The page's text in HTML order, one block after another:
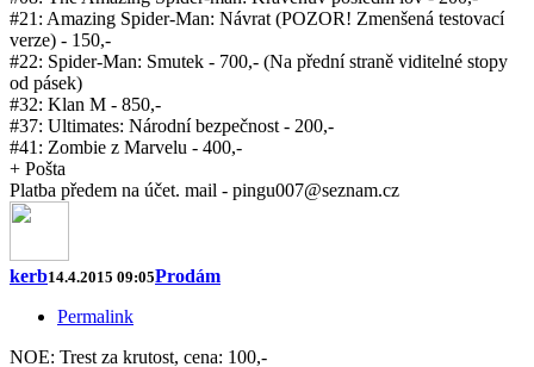
#21: Amazing Spider-Man: Návrat (POZOR! Zmenšená testovací
verze) - 150,-
#22: Spider-Man: Smutek - 700,- (Na přední straně viditelné stopy
od pásek)
#32: Klan M - 850,-
#37: Ultimates: Národní bezpečnost - 200,-
#41: Zombie z Marvelu - 400,-
+ Pošta
Platba předem na účet. mail - pingu007@seznam.cz
kerb14.4.2015 09:05Prodám
Permalink
NOE: Trest za krutost, cena: 100,-